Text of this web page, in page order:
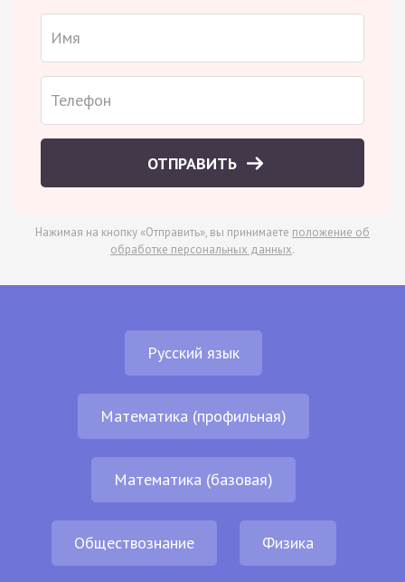
ОТПРАВИТЬ
Нажимая на кнопку «Отправить», вы принимаете положение об
обработке персональных данных.
Русский язык
Математика (профильная)
Математика (базовая)
Обществознание Физика